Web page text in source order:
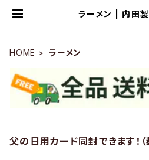
ラーメン | 内田
HOME ラーメン
父の日用カード同封できます！（